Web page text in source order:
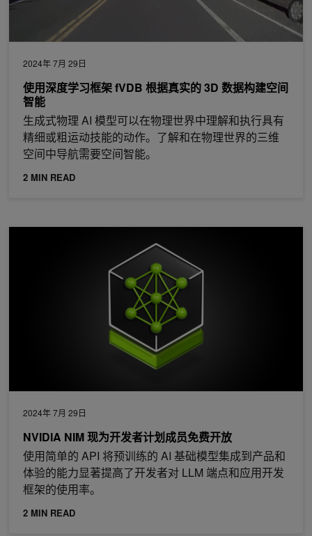
2024年 7月 29日
使用深度学习框架 fVDB 根据真实的 3D 数据构建空间
智能
生成式物理 AI 模型可以在物理世界中理解和执行具有
精细或粗运动技能的动作。了解和在物理世界的三维
空间中导航需要空间智能。
2 MIN READ
2024年 7月 29日
NVIDIA NIM 现为开发者计划成员免费开放
使用简单的 API 将预训练的 AI 基础模型集成到产品和
体验的能力显著提高了开发者对 LLM 端点和应用开发
框架的使用率。
2 MIN READ
NVIDIA NIM 现为开发者计划成员免费开放